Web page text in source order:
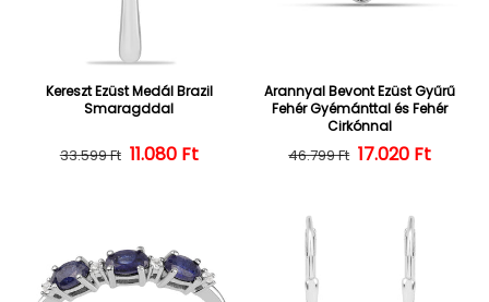
Kereszt Ezüst Medál Brazil
Smaragddal
Normál ár
33.599 Ft Kedvezményes ár
11.080 Ft
Arannyal Bevont Ezüst Gyűrű
Fehér Gyémánttal és Fehér
Cirkónnal
Normál ár
46.799 Ft 17.020 Ft